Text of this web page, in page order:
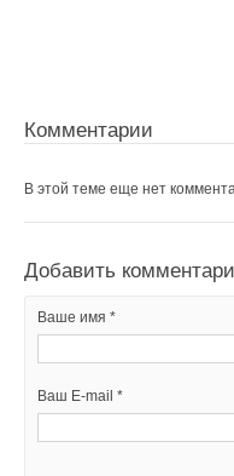
Комментарии
В этой теме еще нет
Добавить
Ваше имя *
Ваш E-mail *